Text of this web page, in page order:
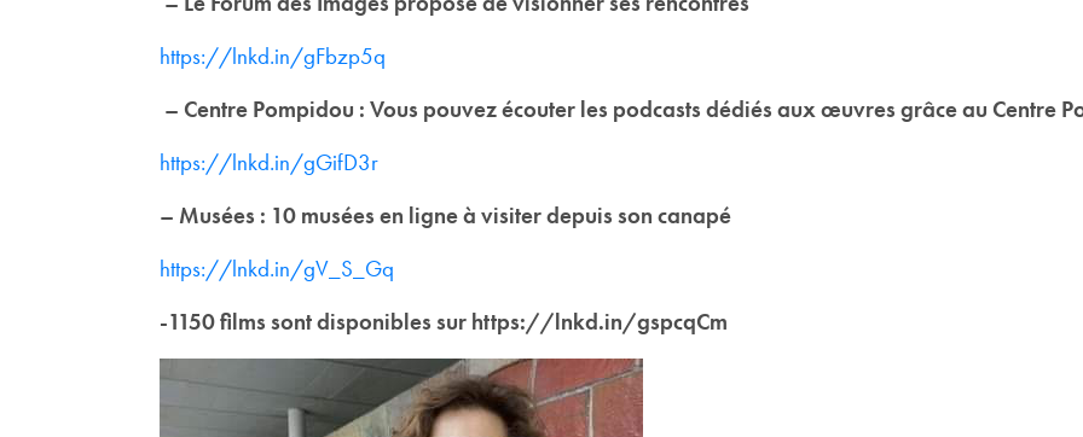
https://lnkd.in/gFbzp5q
– Centre Pompidou : Vous pouvez écouter les podcasts dédiés aux œuvres grâce au Centre
https://lnkd.in/gGifD3r
– Musées : 10 musées en ligne à visiter depuis son canapé
https://lnkd.in/gV_S_Gq
-1150 films sont disponibles sur https://lnkd.in/gspcqCm